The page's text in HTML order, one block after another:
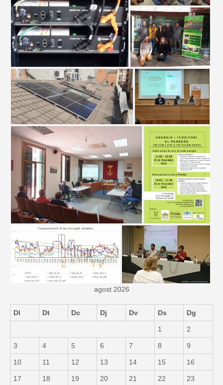
agost 2026
Dl Dt Dc Dj Dv Ds Dg
1 2
3 4 5 6 7 8 9
10 11 12 13 14 15 16
17 18 19 20 21 22 23